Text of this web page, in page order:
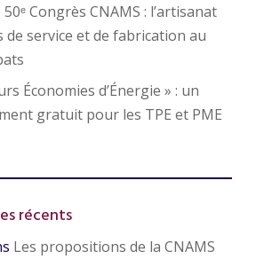
Congrès CNAMS : l’artisanat
de service et de fabrication au
Économies d’Énergie » : un
gratuit pour les TPE et PME
récents
Les propositions de la CNAMS